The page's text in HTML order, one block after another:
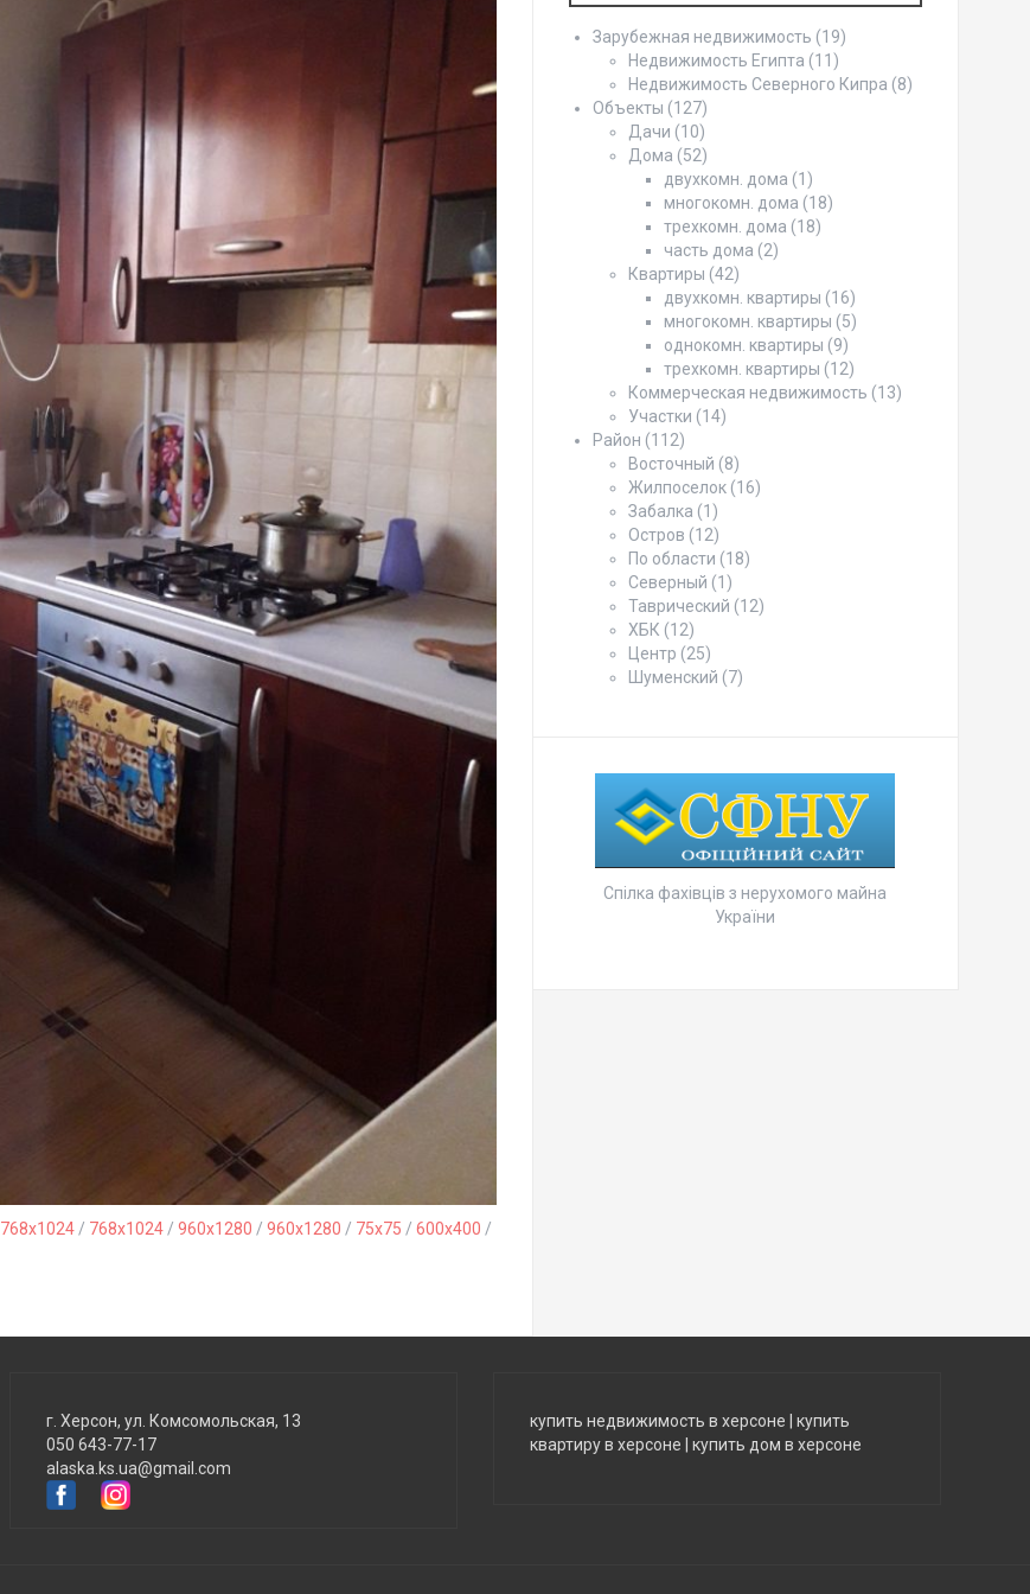
768x1024/ 768x1024/ 960x1280 / 960x1280 / 75x75 / 600x400 /
Зарубежная недвижимость (19)
Недвижимость Египта (11)
Недвижимость Северного Кипра (8)
Объекты (127)
Дачи (10)
Дома (52)
двухкомн. дома (1)
многокомн. дома (18)
трехкомн. дома (18)
часть дома (2)
Квартиры (42)
двухкомн. квартиры (16)
многокомн. квартиры (5)
однокомн. квартиры (9)
трехкомн. квартиры (12)
Коммерческая недвижимость (13)
Участки (14)
Район (112)
Восточный (8)
Жилпоселок(16)
Забалка (1)
Остров (12)
По области (18)
Северный (1)
Таврический (12)
ХБК (12)
Центр (25)
Шуменский (7)
Спілка фахівців з нерухомого майна
України
г. Херсон, ул. Комсомольская, 13
050 643-77-17
alaska.ks.ua@gmail.com
купить недвижимость в херсоне |купить
квартиру в херсоне |купить дом в херсоне